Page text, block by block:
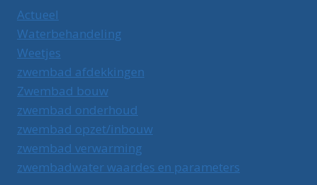
Actueel
Waterbehandeling
Weetjes
zwembad afdekkingen
Zwembad bouw
zwembad onderhoud
zwembad opzet/inbouw
zwembad verwarming
zwembadwater waardes en parameters